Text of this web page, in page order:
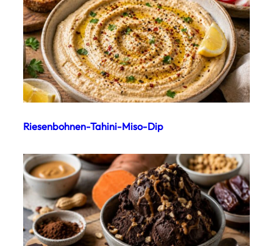
Riesenbohnen-Tahini-Miso-Dip